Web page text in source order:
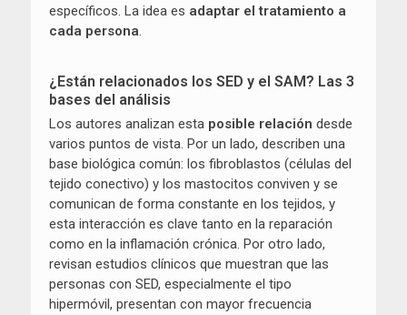
específicos. La idea es adaptar el tratamiento a
cada persona.
¿Están relacionados los SED y el SAM? Las 3
bases del análisis
Los autores analizan esta posible relación desde
varios puntos de vista. Por un lado, describen una
base biológica común: los fibroblastos (células del
tejido conectivo) y los mastocitos conviven y se
comunican de forma constante en los tejidos, y
esta interacción es clave tanto en la reparación
como en la inflamación crónica. Por otro lado,
revisan estudios clínicos que muestran que las
personas con SED, especialmente el tipo
hipermóvil, presentan con mayor frecuencia